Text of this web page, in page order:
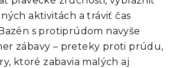
aktivitách a tráviť čas
s protiprúdom navyše
zábavy – preteky proti prúdu,
ktoré zabavia malých aj